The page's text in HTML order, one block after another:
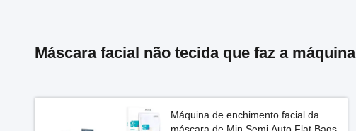
Máscara facial não tecida que faz a máquina
Máquina de enchimento facial da